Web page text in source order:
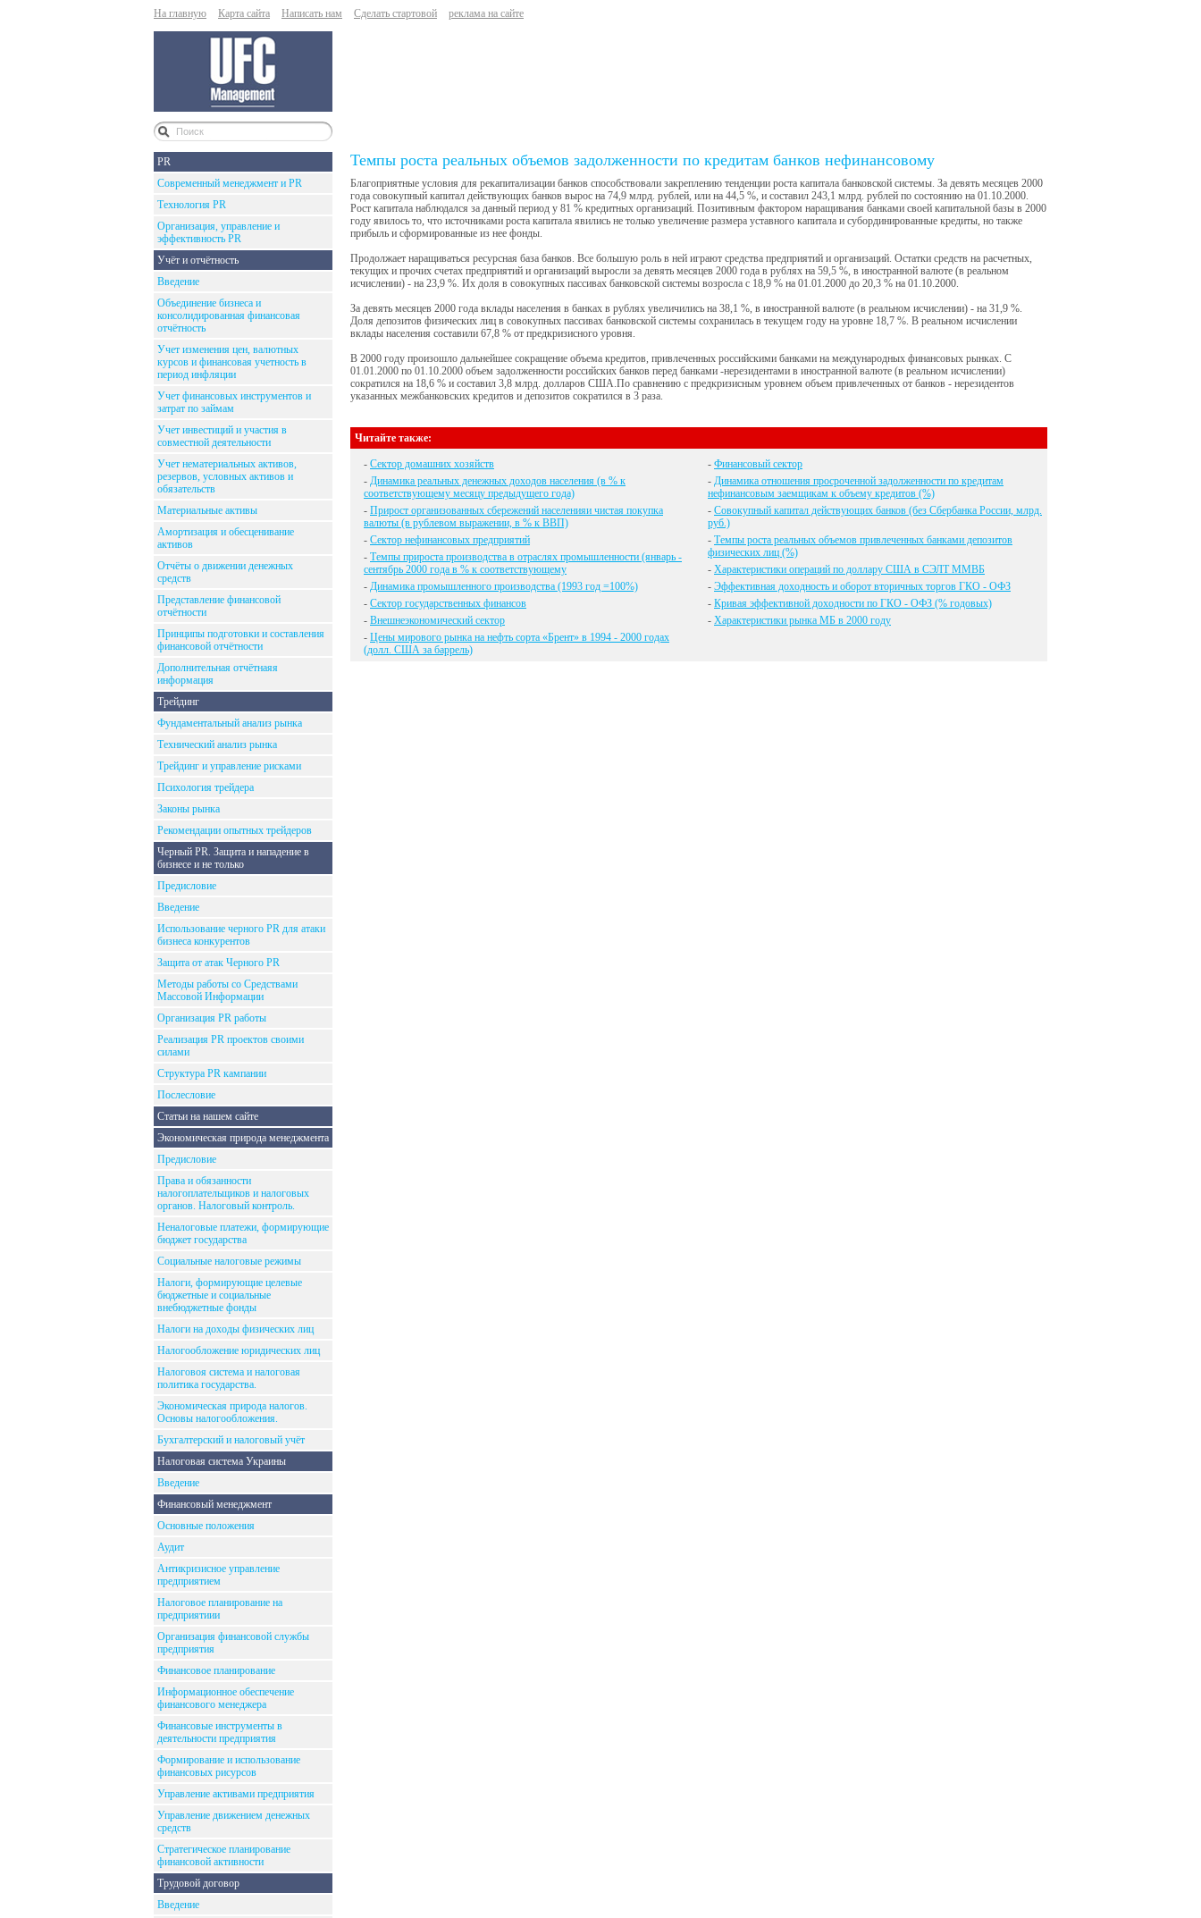
На главную Карта сайта Написать нам Сделать стартовой реклама на сайте
PR
Современный менеджмент и PR
Технология PR
Организация, управление и
эффективность PR
Учёт и отчётность
Введение
Объединение бизнеса и
консолидированная финансовая
отчётность
Учет изменения цен, валютных
курсов и финансовая учетность в
период инфляции
Учет финансовых инструментов и
затрат по займам
Учет инвестиций и участия в
совместной деятельности
Учет нематериальных активов,
резервов, условных активов и
обязательств
Материальные активы
Амортизация и обесценивание
активов
Отчёты о движении денежных
средств
Представление финансовой
отчётности
Принципы подготовки и составления
финансовой отчётности
Дополнительная отчётнаяя
информация
Трейдинг
Фундаментальный анализ рынка
Технический анализ рынка
Трейдинг и управление рисками
Психология трейдера
Законы рынка
Рекомендации опытных трейдеров
Черный PR. Защита и нападение в
бизнесе и не только
Предисловие
Введение
Использование черного PR для атаки
бизнеса конкурентов
Защита от атак Черного PR
Методы работы со Средствами
Массовой Информации
Организация PR работы
Реализация PR проектов своими
силами
Структура PR кампании
Послесловие
Статьи на нашем сайте
Экономическая природа менеджмента
Предисловие
Права и обязанности
налогоплательщиков и налоговых
органов. Налоговый контроль.
Неналоговые платежи, формирующие
бюджет государства
Социальные налоговые режимы
Налоги, формирующие целевые
бюджетные и социальные
внебюджетные фонды
Налоги на доходы физических лиц
Налогообложение юридических лиц
Налоговоя система и налоговая
политика государства.
Экономическая природа налогов.
Основы налогообложения.
Бухгалтерский и налоговый учёт
Налоговая система Украины
Введение
Финансовый менеджмент
Основные положения
Аудит
Антикризисное управление
предприятием
Налоговое планирование на
предприятиии
Организация финансовой службы
предприятия
Финансовое планирование
Информационное обеспечение
финансового менеджера
Финансовые инструменты в
деятельности предприятия
Формирование и использование
финансовых рисурсов
Управление активами предприятия
Управление движением денежных
средств
Стратегическое планирование
финансовой активности
Трудовой договор
Введение
Темпы роста реальных объемов задолженности по кредитам банков нефинансовому
Благоприятные условия для рекапитализации банков способствовали закреплению тенденции роста капитала банковской системы. За девять месяцев 2000
года совокупный капитал действующих банков вырос на 74,9 млрд. рублей, или на 44,5 %, и составил 243,1 млрд. рублей по состоянию на 01.10.2000.
Рост капитала наблюдался за данный период у 81 % кредитных организаций. Позитивным фактором наращивания банками своей капитальной базы в 2000
году явилось то, что источниками роста капитала явились не только увеличение размера уставного капитала и субординированные кредиты, но также
прибыль и сформированные из нее фонды.
Продолжает наращиваться ресурсная база банков. Все большую роль в ней играют средства предприятий и организаций. Остатки средств на расчетных,
текущих и прочих счетах предприятий и организаций выросли за девять месяцев 2000 года в рублях на 59,5 %, в иностранной валюте (в реальном
исчислении) - на 23,9 %. Их доля в совокупных пассивах банковской системы возросла с 18,9 % на 01.01.2000 до 20,3 % на 01.10.2000.
За девять месяцев 2000 года вклады населения в банках в рублях увеличились на 38,1 %, в иностранной валюте (в реальном исчислении) - на 31,9 %.
Доля депозитов физических лиц в совокупных пассивах банковской системы сохранилась в текущем году на уровне 18,7 %. В реальном исчислении
вклады населения составили 67,8 % от предкризисного уровня.
В 2000 году произошло дальнейшее сокращение объема кредитов, привлеченных российскими банками на международных финансовых рынках. С
01.01.2000 по 01.10.2000 объем задолженности российских банков перед банками -нерезидентами в иностранной валюте (в реальном исчислении)
сократился на 18,6 % и составил 3,8 млрд. долларов США.По сравнению с предкризисным уровнем объем привлеченных от банков - нерезидентов
указанных межбанковских кредитов и депозитов сократился в 3 раза.
Читайте также:
- Сектор домашних хозяйств
- Динамика реальных денежных доходов населения (в % к
соответствующему месяцу предыдущего года)
- Прирост организованных сбережений населенияи чистая покупка
валюты (в рублевом выражении, в % к ВВП)
- Сектор нефинансовых предприятий
- Темпы прироста производства в отраслях промышленности (январь -
сентябрь 2000 года в % к соответствующему
- Динамика промышленного производства (1993 год =100%)
- Сектор государственных финансов
- Внешнеэкономический сектор
- Цены мирового рынка на нефть сорта «Брент» в 1994 - 2000 годах
(долл. США за баррель)
- Финансовый сектор
- Динамика отношения просроченной задолженности по кредитам
нефинансовым заемщикам к объему кредитов (%)
- Совокупный капитал действующих банков (без Сбербанка России, млрд.
руб.)
- Темпы роста реальных объемов привлеченных банками депозитов
физических лиц (%)
- Характеристики операций по доллару США в СЭЛТ ММВБ
- Эффективная доходность и оборот вторичных торгов ГКО - ОФЗ
- Кривая эффективной доходности по ГКО - ОФЗ (% годовых)
- Характеристики рынка МБ в 2000 году